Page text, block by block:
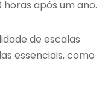
após um ano.
de escalas
essenciais, como